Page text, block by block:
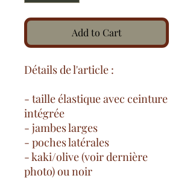
Add to Cart
Détails de l'article :
- taille élastique avec ceinture
intégrée
- jambes larges
- poches latérales
- kaki/olive (voir dernière
photo) ou noir